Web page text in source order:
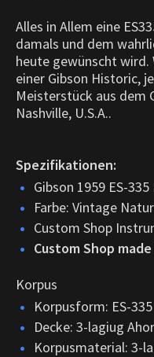
Alles in Allem eine
damals und dem
heute gewünscht
einer Gibson Historic,
Meisterstück aus dem
Nashville, U.S.A..
Spezifikationen:
Gibson 1959 ES-335
Farbe: Vintage
Custom Shop
Custom Shop
Korpus
Korpusform: ES-335
Decke: 3-lagiug
Korpusmaterial: 3-